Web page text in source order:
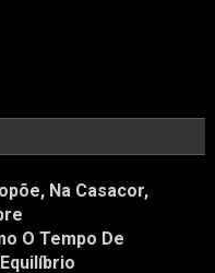
Na Casacor,
O Tempo De